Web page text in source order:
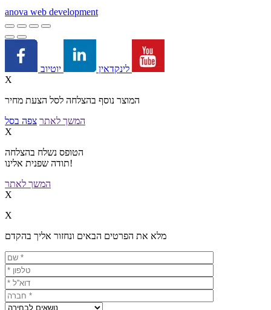
anova web development
לינקדאין
X
המוצר נוסף בהצלחה לסל הצעת מחיר
המשך לאתר צפה בסל
X
הטופס נשלח בהצלחה
תודה שפנית אלינו!
המשך לאתר
X
X
מלא את הפרטים הבאים ונחזור אליך בהקדם